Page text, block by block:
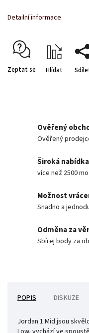
Detailní informace
Zeptat se Hlídat
Ověřený
Ověřený
Široká nabídka
více než 2500
Možnost
Snadno a
Odměna za
Sbírej body za
POPIS DISKUZE
Jordan 1 Mid jsou